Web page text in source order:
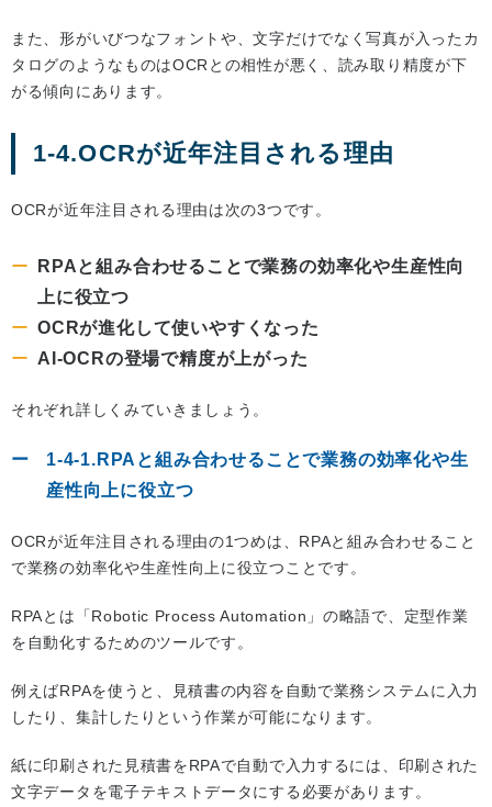
また、形がいびつなフォントや、文字だけでなく写真が入ったカ
タログのようなものはOCRとの相性が悪く、読み取り精度が下
がる傾向にあります。
1-4.OCRが近年注目される理由
OCRが近年注目される理由は次の3つです。
RPAと組み合わせることで業務の効率化や生産性向
上に役立つ
OCRが進化して使いやすくなった
AI-OCRの登場で精度が上がった
それぞれ詳しくみていきましょう。
1-4-1.RPAと組み合わせることで業務の効率化や生
産性向上に役立つ
OCRが近年注目される理由の1つめは、RPAと組み合わせること
で業務の効率化や生産性向上に役立つことです。
RPAとは「Robotic Process Automation」の略語で、定型作業
を自動化するためのツールです。
例えばRPAを使うと、見積書の内容を自動で業務システムに入力
したり、集計したりという作業が可能になります。
紙に印刷された見積書をRPAで自動で入力するには、印刷された
文字データを電子テキストデータにする必要があります。